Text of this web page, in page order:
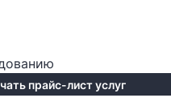
прайс-лист услуг